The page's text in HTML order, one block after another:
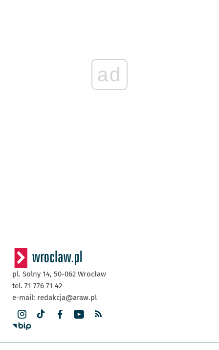
ad
pl. Solny 14, 50-062 Wrocław
tel. 71 776 71 42
e-mail: redakcja@araw.pl